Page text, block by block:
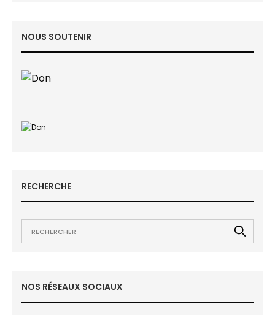
NOUS SOUTENIR
RECHERCHE
NOS RÉSEAUX SOCIAUX